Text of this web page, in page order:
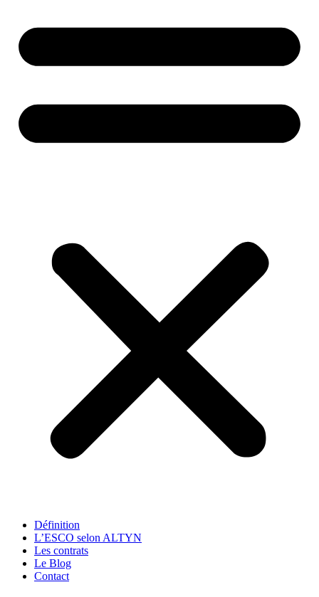
Définition
L’ESCO selon ALTYN
Les contrats
Le Blog
Contact